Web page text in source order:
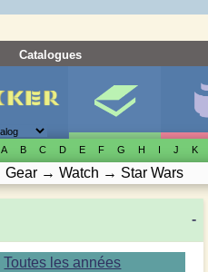
Catalogues
A B C D E F G H I J K
Gear → Watch → Star Wars
-
Toutes les années